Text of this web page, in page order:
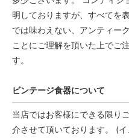
明しておりますが、すべてを
では味わえない、アンティー
ことにご理解を頂いた上でご
す。
ビンテージ食器について
当店ではお客様にできる限り
介させて頂いております。 (